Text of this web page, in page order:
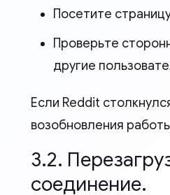
Посетите
Проверьте
другие
Если Reddit
возобновления
3.2.
соединение.